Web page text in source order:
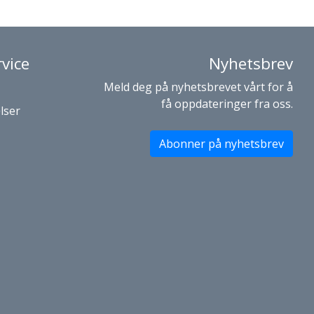
Nyhetsbrev
Meld deg på nyhetsbrevet vårt for å
få oppdateringer fra oss.
Abonner på nyhetsbrev